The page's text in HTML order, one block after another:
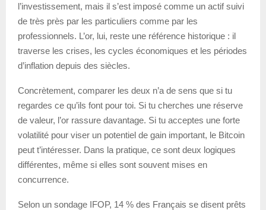
l’investissement, mais il s’est imposé comme un actif suivi
de très près par les particuliers comme par les
professionnels. L’or, lui, reste une référence historique : il
traverse les crises, les cycles économiques et les périodes
d’inflation depuis des siècles.
Concrètement, comparer les deux n’a de sens que si tu
regardes ce qu’ils font pour toi. Si tu cherches une réserve
de valeur, l’or rassure davantage. Si tu acceptes une forte
volatilité pour viser un potentiel de gain important, le Bitcoin
peut t’intéresser. Dans la pratique, ce sont deux logiques
différentes, même si elles sont souvent mises en
concurrence.
Selon un sondage IFOP, 14 % des Français se disent prêts